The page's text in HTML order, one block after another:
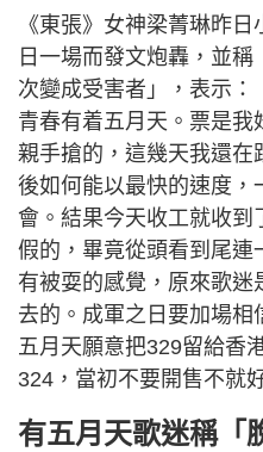
《東張》女神梁菁琳昨
日一場而發文炮轟，並
次變成受害者」，表示：
青春有着五月天。票是我
親手搶的，這幾天我還在
後如何能以最快的速度，
會。結果今天收工就收
假的，畢竟從頭看到尾連
有被耍的感覺，原來歌迷
去的。成軍之日要加場
五月天願意把329留給香
324，當初不要開售不就
有五月天歌迷稱「